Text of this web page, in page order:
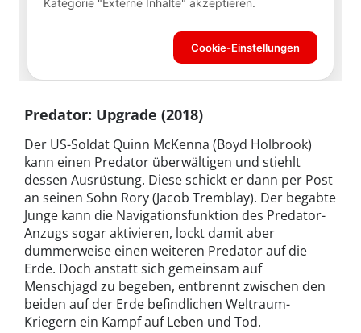
Predator: Upgrade (2018)
Der US-Soldat Quinn McKenna (Boyd Holbrook)
kann einen Predator überwältigen und stiehlt
dessen Ausrüstung. Diese schickt er dann per Post
an seinen Sohn Rory (Jacob Tremblay). Der begabte
Junge kann die Navigationsfunktion des Predator-
Anzugs sogar aktivieren, lockt damit aber
dummerweise einen weiteren Predator auf die
Erde. Doch anstatt sich gemeinsam auf
Menschjagd zu begeben, entbrennt zwischen den
beiden auf der Erde befindlichen Weltraum-
Kriegern ein Kampf auf Leben und Tod.